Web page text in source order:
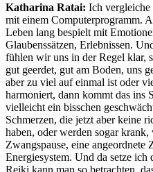
Katharina Ratai: Ich vergleiche
mit einem Computerprogramm.
Leben lang bespielt mit
Glaubenssätzen, Erlebnissen.
fühlen wir uns in der Regel klar,
gut geerdet, gut am Boden, uns
aber zu viel auf einmal ist oder
harmoniert, dann kommt das ins
vielleicht ein bisschen
Schmerzen, die jetzt aber keine
haben, oder werden sogar
Zwangspause, eine angeordnete
Energiesystem. Und da setze
Reiki kann man so betrachten,